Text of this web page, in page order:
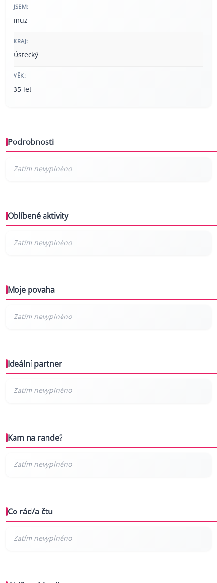
JSEM:
muž
KRAJ:
Ústecký
VĚK:
35 let
Podrobnosti
Oblíbené aktivity
Moje povaha
Ideální partner
Kam na rande?
Co rád/a čtu